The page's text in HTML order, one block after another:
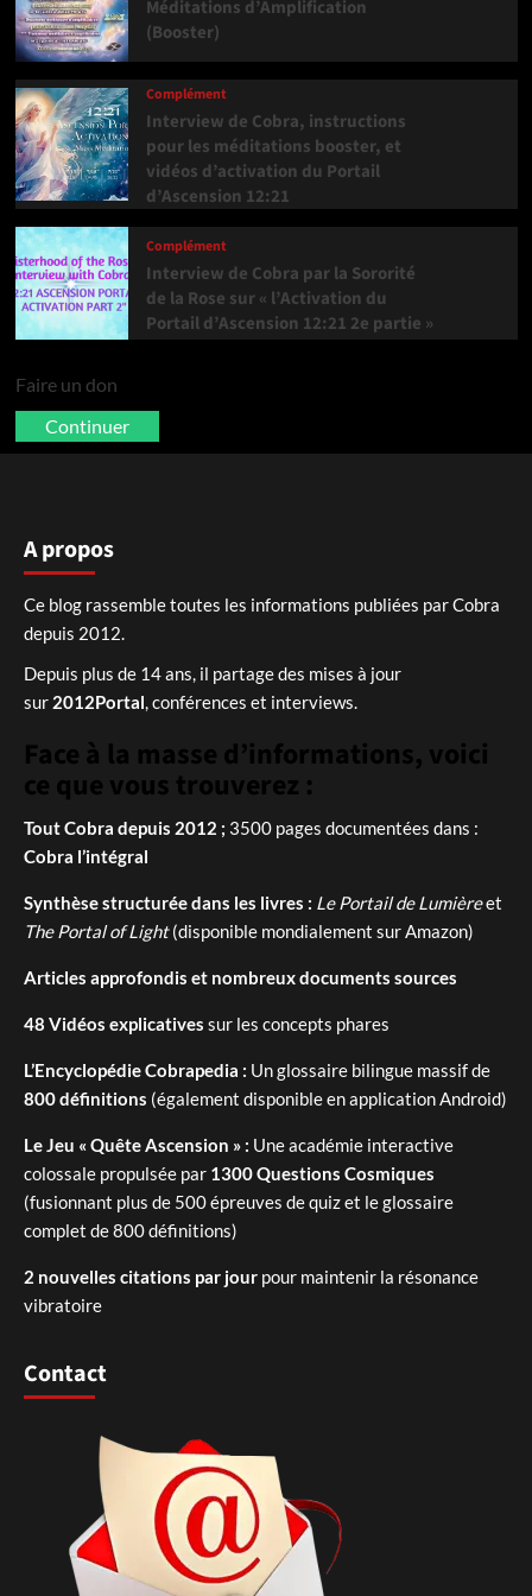
Méditations d’Amplification
(Booster)
Complément
Interview de Cobra, instructions
pour les méditations booster, et
vidéos d’activation du Portail
d’Ascension 12:21
Complément
Interview de Cobra par la Sororité
de la Rose sur « l’Activation du
Portail d’Ascension 12:21 2e partie »
Faire un don
Continuer
A propos
Ce blog rassemble toutes les informations publiées par Cobra
depuis 2012.
Depuis plus de 14 ans, il partage des mises à jour
sur 2012Portal, conférences et interviews.
Face à la masse d’informations, voici
ce que vous trouverez :
Tout Cobra depuis 2012 ; 3500 pages documentées dans :
Cobra l’intégral
Synthèse structurée dans les livres : Le Portail de Lumièreet
The Portal of Light(disponible mondialement sur Amazon)
Articles approfondis et nombreux documents sources
48 Vidéos explicatives sur les concepts phares
L’Encyclopédie Cobrapedia : Un glossaire bilingue massif de
800 définitions (également disponible en application Android)
Le Jeu « Quête Ascension » : Une académie interactive
colossale propulsée par 1300 Questions Cosmiques
(fusionnant plus de 500 épreuves de quiz et le glossaire
complet de 800 définitions)
2 nouvelles citations par jour pour maintenir la résonance
vibratoire
Contact